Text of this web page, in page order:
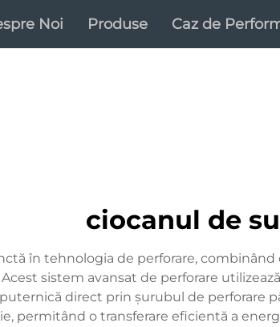
Noi Produse Caz de
ciocanul de
în tehnologia de perforare,
sistem avansat de perforare
direct prin șurubul de perforare
permitând o transferare eficientă a